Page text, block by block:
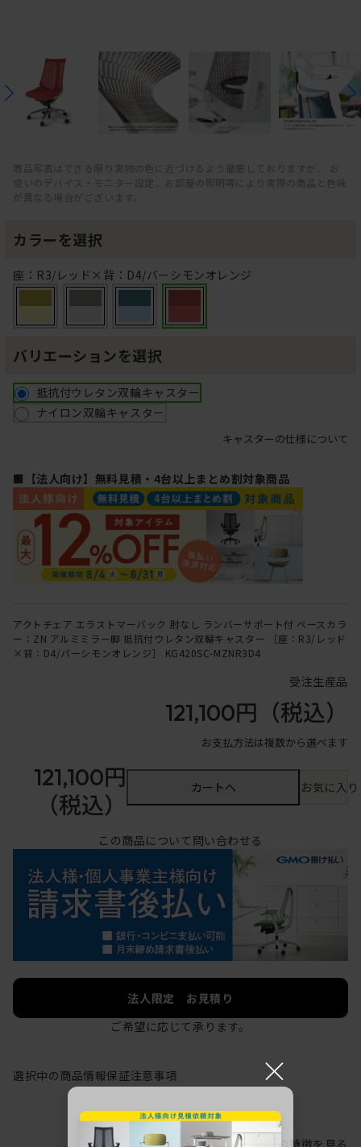
商品写真はできる限り実物の色に近づけるよう徹底しておりますが、 お
使いのデバイス・モニター設定、お部屋の照明等により実際の商品と色味
が異なる場合がございます。
カラーを選択
座：R3/レッド×背：D4/バーシモンオレンジ
バリエーションを選択
抵抗付ウレタン双輪キャスター
ナイロン双輪キャスター
キャスターの仕様について
■【法人向け】無料見積・4台以上まとめ割対象商品
アクトチェア エラストマーバック 肘なし ランバーサポート付 ベースカラ
ー：ZN アルミミラー脚 抵抗付ウレタン双輪キャスター ［座：R3/レッド
×背：D4/バーシモンオレンジ］ KG420SC-MZNR3D4
受注生産品
121,100円 （税込）
お支払方法は複数から選べます
121,100円
（税込）
カートへ お気に入
この商品について問い合わせる
法人限定 お見積り
ご希望に応じて承ります。
選択中の商品情報保証注意事項 ×